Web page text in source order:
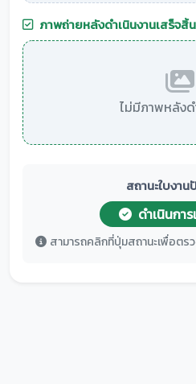
ภาพถ่ายหลังดำเนินงานเสร็จสิ้
ไม่มีภาพหลังด
สถานะใบงาน
ดำเนินกา
สามารถคลิกที่ปุ่มสถานะเพื่อตร